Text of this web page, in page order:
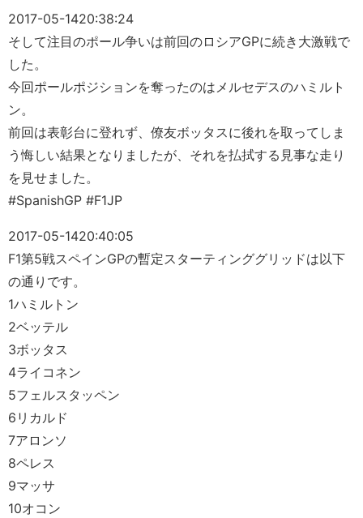
2017-05-1420:38:24
そして注目のポール争いは前回のロシアGPに続き大激戦で
した。
今回ポールポジションを奪ったのはメルセデスのハミルト
ン。
前回は表彰台に登れず、僚友ボッタスに後れを取ってしま
う悔しい結果となりましたが、それを払拭する見事な走り
を見せました。
#SpanishGP #F1JP
2017-05-1420:40:05
F1第5戦スペインGPの暫定スターティンググリッドは以下
の通りです。
1ハミルトン
2ベッテル
3ボッタス
4ライコネン
5フェルスタッペン
6リカルド
7アロンソ
8ペレス
9マッサ
10オコン